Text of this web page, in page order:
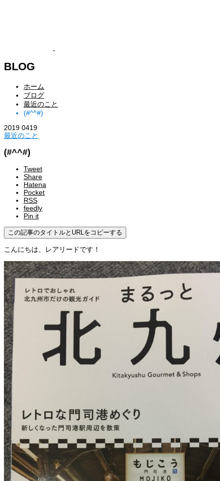
BLOG
ホーム
ブログ
最近のこと
(#^^#)
2019 0419
最近のこと
(#^^#)
Tweet
Share
Hatena
Pocket
RSS
feedly
Pin it
この記事のタイトルとURLをコピーする
こんにちは、レアリードです！